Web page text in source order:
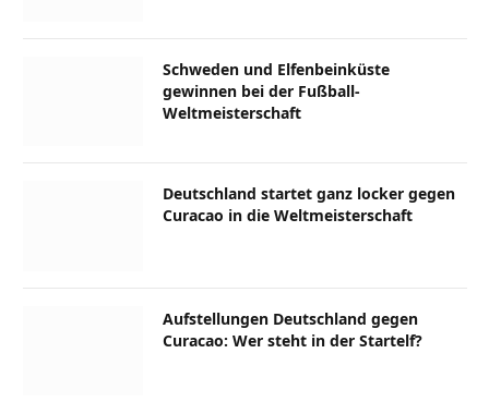
Schweden und Elfenbeinküste
gewinnen bei der Fußball-
Weltmeisterschaft
Deutschland startet ganz locker gegen
Curacao in die Weltmeisterschaft
Aufstellungen Deutschland gegen
Curacao: Wer steht in der Startelf?